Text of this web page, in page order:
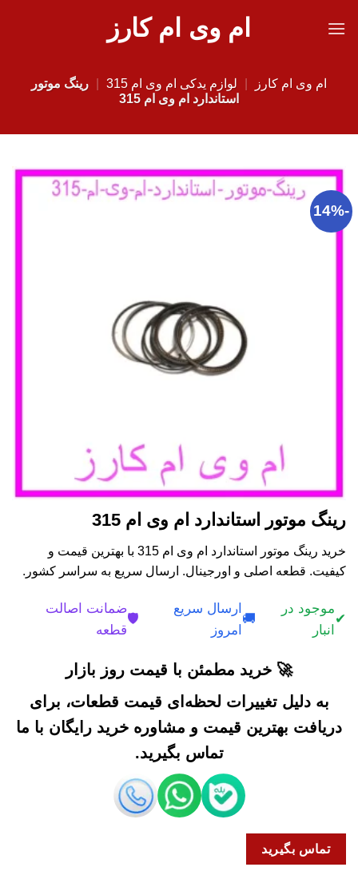
ام وی ام کارز
ام وی ام کارز لوازم یدکی ام وی ام 315
رینگ موتور
استاندارد ام وی ام 315
-14%
رینگ موتور استاندارد ام وی ام 315
خرید رینگ موتور استاندارد ام وی ام 315 با بهترین قیمت و
کیفیت. قطعه اصلی و اورجینال. ارسال سریع به سراسر کشور.
✔
موجود در
انبار
🚚
ارسال سریع
امروز
🛡️
ضمانت اصالت
قطعه
🚀 خرید مطمئن با قیمت روز بازار
به دلیل تغییرات لحظه‌ای قیمت قطعات، برای
دریافت بهترین قیمت و مشاوره خرید رایگان با ما
تماس بگیرید.
تماس بگیرید